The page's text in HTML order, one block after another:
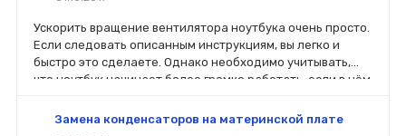
Ускорить вращение вентилятора ноутбука очень просто.
Если следовать описанным инструкциям, вы легко и
быстро это сделаете. Однако необходимо учитывать,
что ноутбук начинает более громко работать, если в нём
Замена конденсаторов на материнской плате